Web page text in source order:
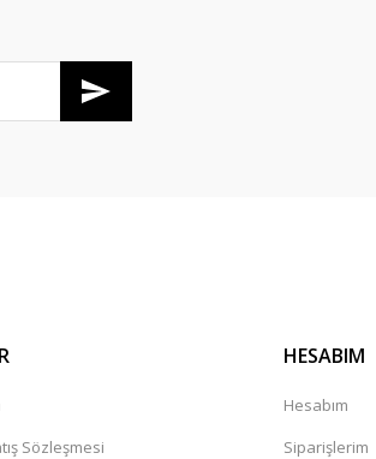
Sözleşmesi
HESABIM
Hesabım
Siparişlerim